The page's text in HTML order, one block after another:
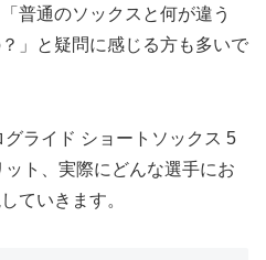
普通のソックスと何が違う
」と疑問に感じる方も多いで
ライド ショートソックス 5
ト、実際にどんな選手にお
ていきます。